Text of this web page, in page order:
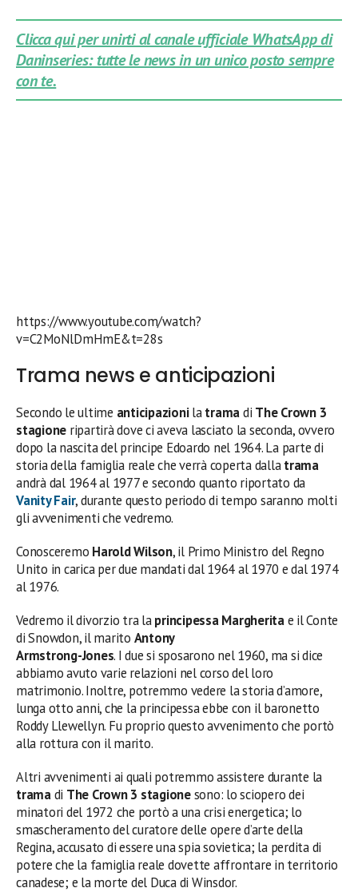
Clicca qui per unirti al canale ufficiale WhatsApp di
Daninseries: tutte le news in un unico posto sempre
con te.
https://www.youtube.com/watch?
v=C2MoNlDmHmE&t=28s
Trama news e anticipazioni
Secondo le ultime anticipazionilatramadi The Crown 3
stagione ripartirà dove ci aveva lasciato la seconda, ovvero
dopo la nascita del principe Edoardo nel 1964. La parte di
storia della famiglia reale che verrà coperta dallatrama
andrà dal 1964 al 1977 e secondo quanto riportato da
Vanity Fair, durante questo periodo di tempo saranno molti
gli avvenimenti che vedremo.
Conosceremo Harold Wilson, il Primo Ministro del Regno
Unito in carica per due mandati dal 1964 al 1970 e dal 1974
al 1976.
Vedremo il divorzio tra laprincipessa Margheritae il Conte
di Snowdon, il marito Antony
Armstrong-Jones. I due si sposarono nel 1960, ma si dice
abbiamo avuto varie relazioni nel corso del loro
matrimonio. Inoltre, potremmo vedere la storia d’amore,
lunga otto anni, che la principessa ebbe con il baronetto
Roddy Llewellyn. Fu proprio questo avvenimento che portò
alla rottura con il marito.
Altri avvenimenti ai quali potremmo assistere durante la
tramadi The Crown 3 stagionesono: lo sciopero dei
minatori del 1972 che portò a una crisi energetica; lo
smascheramento del curatore delle opere d’arte della
Regina, accusato di essere una spia sovietica; la perdita di
potere che la famiglia reale dovette affrontare in territorio
canadese; e la morte del Duca di Winsdor.